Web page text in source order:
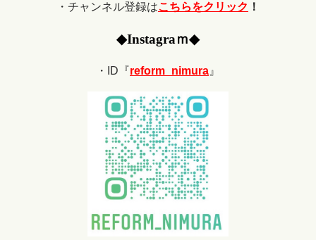
・チャンネル登録はこちらをクリック ！
◆Instagraｍ◆
・ID『reform_nimura 』